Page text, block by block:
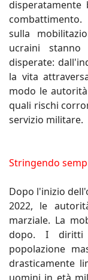
sulla
ucraini
disperate:
la vita
modo le
quali rischi
servizio militare.
Stringendo
Dopo l'inizio
2022, le
marziale. La
dopo. I diritti
popolazione
drasticamente